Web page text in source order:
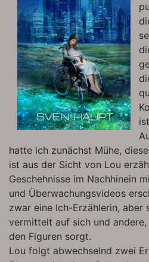
hatte ich zunächst Mühe,
ist aus der Sicht von Lou
Geschehnisse im Nachhinein
und Überwachungsvideos
zwar eine Ich-Erzählerin, aber
vermittelt auf sich und
den Figuren sorgt.
Lou folgt abwechselnd zwei